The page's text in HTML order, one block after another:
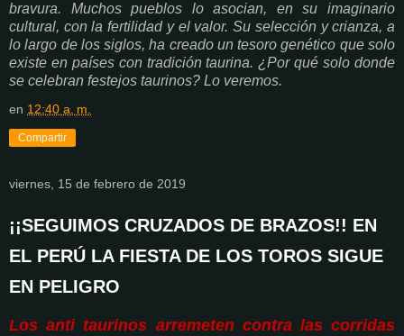
bravura. Muchos pueblos lo asocian, en su imaginario
cultural, con la fertilidad y el valor. Su selección y crianza, a
lo largo de los siglos, ha creado un tesoro genético que solo
existe en países con tradición taurina. ¿Por qué solo donde
se celebran festejos taurinos? Lo veremos.
en 12:40 a. m.
Compartir
viernes, 15 de febrero de 2019
¡¡SEGUIMOS CRUZADOS DE BRAZOS!! EN
EL PERÚ LA FIESTA DE LOS TOROS SIGUE
EN PELIGRO
Los anti taurinos arremeten contra las corridas